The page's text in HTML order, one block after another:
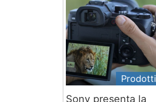
Prodotti
Sony presenta la